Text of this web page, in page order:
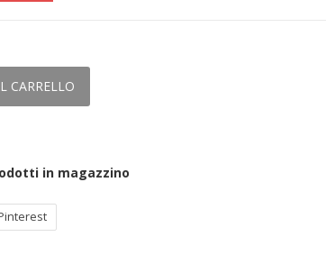
CARRELLO
in magazzino